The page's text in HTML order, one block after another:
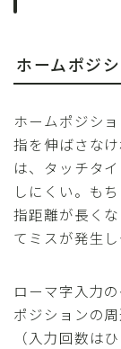
ホームポジ
ホームポジシ
指を伸ばさな
は、タッチタ
しにくい。も
指距離が長く
てミスが発生
ローマ字入力
ポジションの
（入力回数は